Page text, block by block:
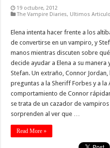
19 octubre, 2012
The Vampire Diaries, Ultimos
Elena intenta hacer frente a los
de convertirse en un vampiro, y
manos mientras discuten sobre
decide ayudar a Elena a su
Stefan. Un extraño, Connor
preguntas a la Sheriff Forbes y a la
comportamiento de Connor
se trata de un cazador de
sorprenden al ver que …
Read More »